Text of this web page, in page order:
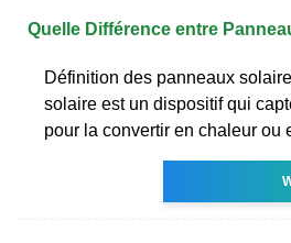
Quelle Différence entre
Définition des panneaux
solaire est un dispositif qui
pour la convertir en chaleur ou